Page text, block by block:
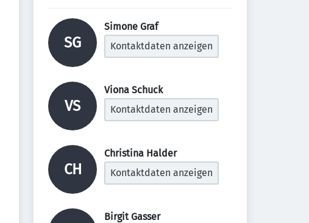
SG
Simone Graf
Kontaktdaten anzeigen
VS
Viona Schuck
Kontaktdaten anzeigen
CH
Christina Halder
Kontaktdaten anzeigen
Birgit Gasser